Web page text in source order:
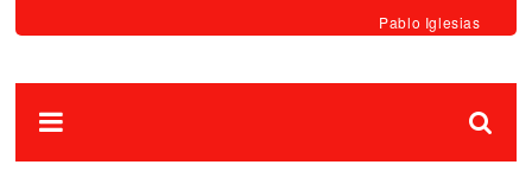
Pablo Iglesias